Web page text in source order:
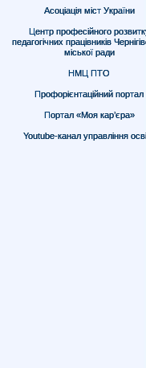
Асоціація міст України
Центр професійного
педагогічних працівників
міської ради
НМЦ ПТО
Профорієнтаційний портал
Портал «Моя кар’єра»
Youtube-канал управління